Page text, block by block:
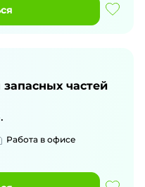
частей
Работа в офисе